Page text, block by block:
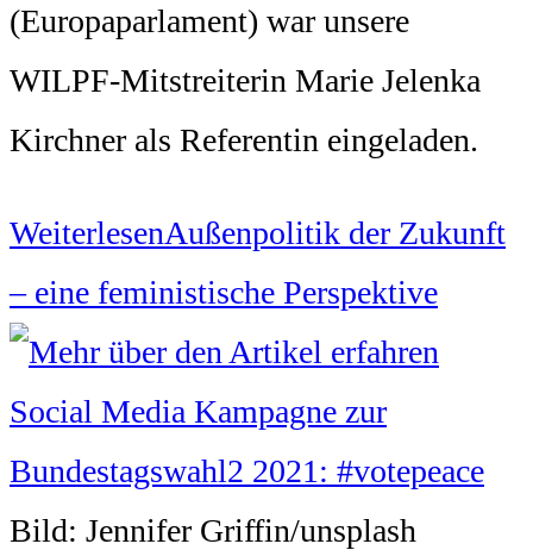
(Europaparlament) war unsere
WILPF-Mitstreiterin Marie Jelenka
Kirchner als Referentin eingeladen.
WeiterlesenAußenpolitik der Zukunft
– eine feministische Perspektive
Bild: Jennifer Griffin/unsplash